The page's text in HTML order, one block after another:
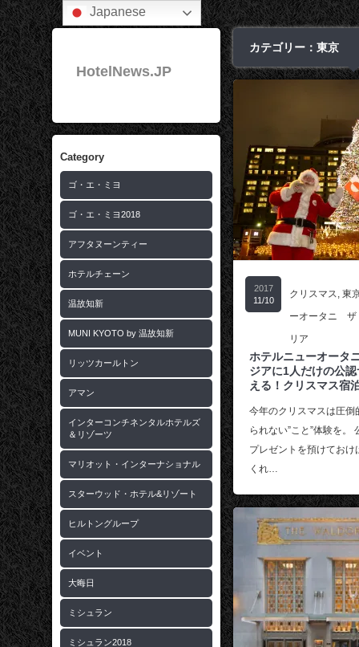
HotelNews.JP
Category
ゴ・エ・ミヨ
ゴ・エ・ミヨ2018
アフタヌーンティー
ホテルチェーン
温故知新
MUNI KYOTO by 温故知新
リッツカールトン
アマン
インターコンチネンタルホテルズ
＆リゾーツ
マリオット・インターナショナル
スターウッド・ホテル&リゾート
ヒルトングループ
イベント
大晦日
ミシュラン
ミシュラン2018
カテゴリー：東京
2017
11/10
クリスマス, 東
ーオータニ ザ
リア
ホテルニューオー
ジアに1人だけの公
える！クリスマス宿
今年のクリスマスは圧倒
られない”こと”体験を。
プレゼントを預けてお
くれ…
Japanese